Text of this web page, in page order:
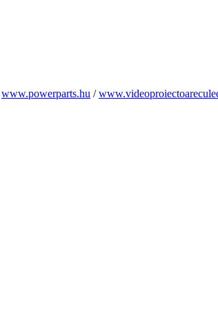
www.powerparts.hu /